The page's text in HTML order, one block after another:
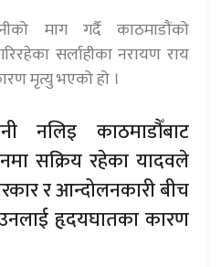
माग गर्दै काठमाडौंको
सर्लाहीका नरायण राय
मृत्यु भएको हो ।
नलिइ काठमाडौँबाट
सक्रिय रहेका यादवले
र आन्दोलनकारी बीच
हृदयघातका कारण